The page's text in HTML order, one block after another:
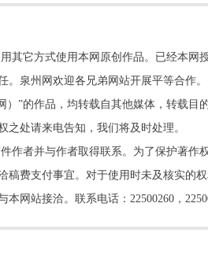
其它方式使用本网原创作品。已经本网
泉州网欢迎各兄弟网站开展平等合作。
”的作品，均转载自其他媒体，转载目
处请来电告知，我们将及时处理。
作者并与作者取得联系。为了保护著作
稿费支付事宜。对于使用时未及核实的
网站接洽。联系电话：22500260，